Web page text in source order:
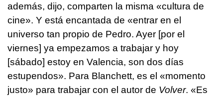
además, dijo, comparten la misma «cultura de
cine». Y está encantada de «entrar en el
universo tan propio de Pedro. Ayer [por el
viernes] ya empezamos a trabajar y hoy
[sábado] estoy en Valencia, son dos días
estupendos». Para Blanchett, es el «momento
justo» para trabajar con el autor de Volver. «Es